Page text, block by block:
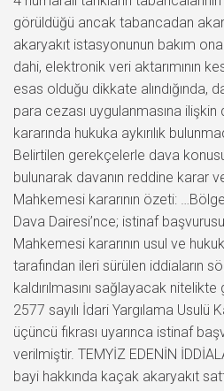
görüldüğü ancak tabancadan
akaryakıt istasyonunun bakım
dahi, elektronik veri aktarımının
esas olduğu dikkate alındığında,
para cezası uygulanmasına
kararında hukuka aykırılık
Belirtilen gerekçelerle dava
bulunarak davanın reddine karar
Mahkemesi kararının özeti:
Dava Dairesi’nce; istinaf
Mahkemesi kararının usul ve
tarafından ileri sürülen iddiaların
kaldırılmasını sağlayacak
2577 sayılı İdari Yargılama Usulü
üçüncü fıkrası uyarınca istinaf
verilmiştir. TEMYİZ EDENİN
bayi hakkında kaçak akaryakıt